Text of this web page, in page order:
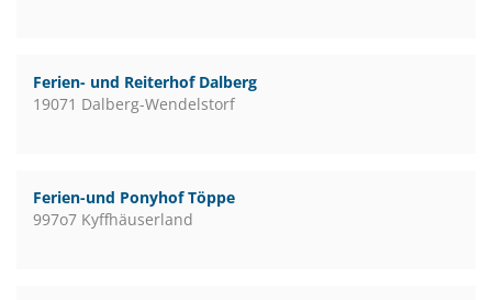
Ferien- und Reiterhof Dalberg
19071 Dalberg-Wendelstorf
Ferien-und Ponyhof Töppe
997o7 Kyffhäuserland